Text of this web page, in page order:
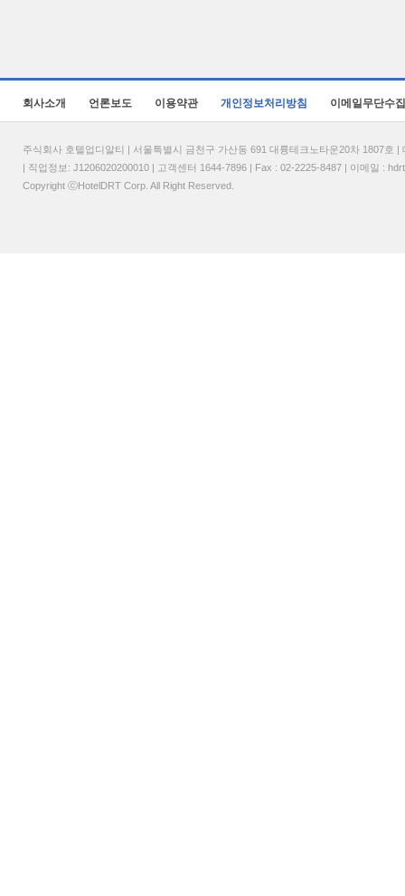
회사소개 언론보도 이용약관 개인정보처리방침 이메일무단수
주식회사 호텔업디알티 | 서울특별시 금천구 가산동 691 대륭테크노타운20차 1807
| 직업정보: J1206020200010 | 고객센터 1644-7896 | Fax : 02-2225-8487 | 이메일 :
Copyright ⓒHotelDRT Corp. All Right Reserved.